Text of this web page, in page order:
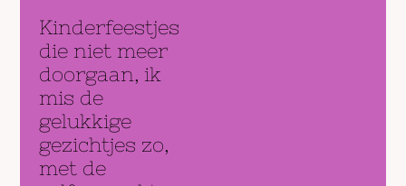
Kinderfeestjes
die niet meer
doorgaan, ik
mis de
gelukkige
gezichtjes zo,
met de